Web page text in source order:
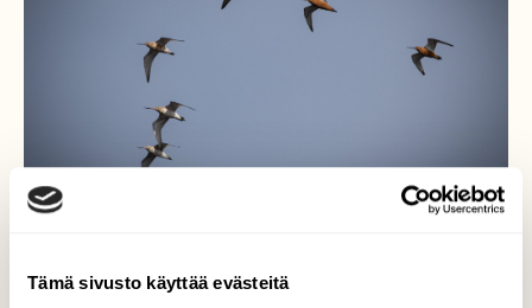
Tämä sivusto käyttää evästeitä